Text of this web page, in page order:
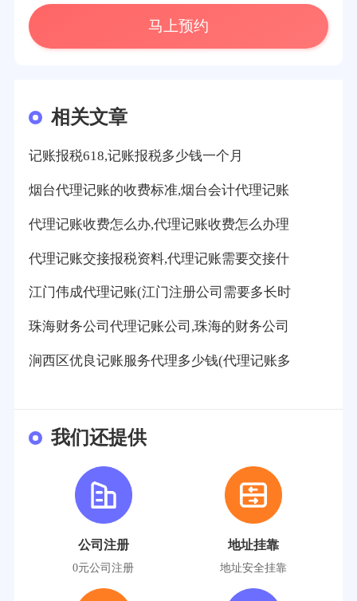
马上预约
相关文章
记账报税618,记账报税多少钱一个月
烟台代理记账的收费标准,烟台会计代理记账
代理记账收费怎么办,代理记账收费怎么办理
代理记账交接报税资料,代理记账需要交接什
江门伟成代理记账(江门注册公司需要多长时
珠海财务公司代理记账公司,珠海的财务公司
涧西区优良记账服务代理多少钱(代理记账多
我们还提供
公司注册
0元公司注册
地址挂靠
地址安全挂靠